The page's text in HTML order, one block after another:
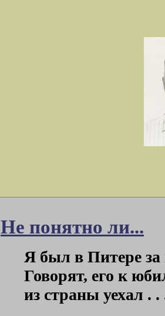
Не понятно ли...
Я был в Питере за
Говорят, его к
из страны уехал . .